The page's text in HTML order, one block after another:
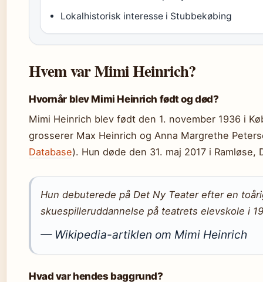
Lokalhistorisk interesse i Stubbekøbing
Hvem var Mimi Heinrich?
Hvornår blev Mimi Heinrich født og død?
Mimi Heinrich blev født den 1. november 1936 i
grosserer Max Heinrich og Anna Margrethe
Database). Hun døde den 31. maj 2017 i Ramløse,
Hun debuterede på Det Ny Teater efter en
skuespilleruddannelse på teatrets elevskole i
— Wikipedia-artiklen om Mimi Heinrich
Hvad var hendes baggrund?